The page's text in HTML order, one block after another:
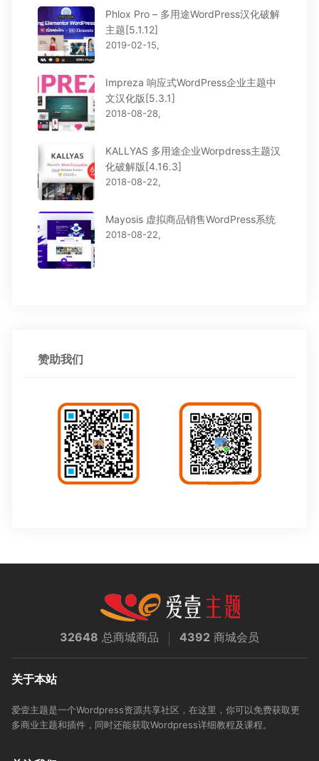
Phlox Pro – 多用途WordPress汉化破解
主题[5.1.12]
2019-02-15,
Impreza 响应式WordPress企业主题中
文汉化版[5.3.1]
2018-08-28,
KALLYAS 多用途企业Worpdress主题汉
化破解版[4.16.3]
2018-08-22,
Mayosis 虚拟商品销售WordPress系统
2018-08-22,
赞助我们
32648 总商城商品 4392 商城会员
关于本站
爱壹主题是一个Wordpress资源共享社区，在这里，你可以免费获取更
多商业主题和插件，同时还能获取Wordpress详细教程及课程。